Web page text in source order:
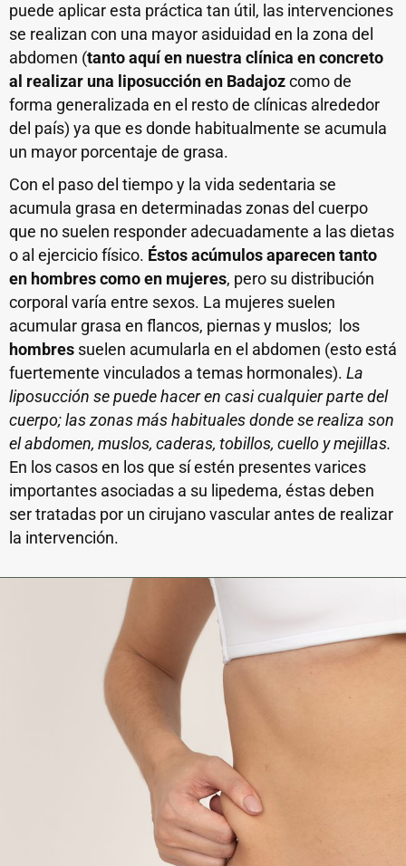
puede aplicar esta práctica tan útil, las intervenciones
se realizan con una mayor asiduidad en la zona del
abdomen (tanto aquí en nuestra clínica en concreto
al realizar una liposucción en Badajozcomo de
forma generalizada en el resto de clínicas alrededor
del país) ya que es donde habitualmente se acumula
un mayor porcentaje de grasa.
Con el paso del tiempo y la vida sedentaria se
acumula grasa en determinadas zonas del cuerpo
que no suelen responder adecuadamente a las dietas
o al ejercicio físico. Éstos acúmulos aparecen tanto
en hombres como en mujeres, pero su distribución
corporal varía entre sexos. La mujeres suelen
acumular grasa en flancos, piernas y muslos; los
hombres suelen acumularla en el abdomen (esto está
fuertemente vinculados a temas hormonales). La
liposucción se puede hacer en casi cualquier parte del
cuerpo; las zonas más habituales donde se realiza son
el abdomen, muslos, caderas, tobillos, cuello y mejillas.
En los casos en los que sí estén presentes varices
importantes asociadas a su lipedema, éstas deben
ser tratadas por un cirujano vascular antes de realizar
la intervención.